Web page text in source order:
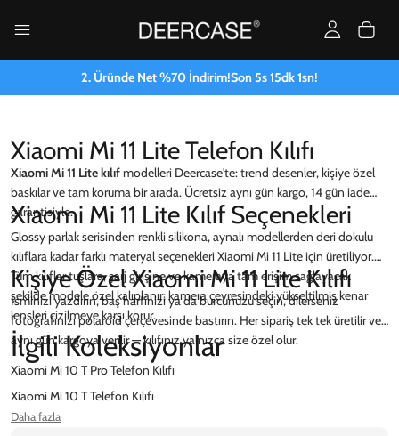
2. Üründe Net %70 İndirim!Son5s15dk0sn!
Xiaomi Mi 11 Lite Telefon Kılıfı
Xiaomi Mi 11 Lite kılıfmodelleri Deercase'te: trend desenler, kişiye özel
baskılar ve tam koruma bir arada. Ücretsiz aynı gün kargo, 14 gün iade
garantisiyle.
Xiaomi Mi 11 Lite Kılıf Seçenekleri
Glossy parlak serisinden renkli silikona, aynalı modellerden deri dokulu
kılıflara kadar farklı materyal seçenekleri Xiaomi Mi 11 Lite için üretiliyor.
Tüm kılıflar tuşlara, şarj girişine ve kameraya tam erişim sağlayacak
şekilde modele özel kalıplanır; kamera çevresindeki yükseltilmiş kenar
lensleri çizilmeye karşı korur.
Kişiye Özel Xiaomi Mi 11 Lite Kılıfı
İsminizi yazdırın, baş harfinizi ya da burcunuzu seçin, dilerseniz
fotoğrafınızı polaroid çerçevesinde bastırın. Her sipariş tek tek üretilir ve
aynı gün kargoya verilir — kılıfınız yalnızca size özel olur.
İlgili Koleksiyonlar
Xiaomi Mi 10 T Pro Telefon Kılıfı
Xiaomi Mi 10 T Telefon Kılıfı
Xiaomi Mi 11 T Pro Telefon Kılıfı
Daha fazla